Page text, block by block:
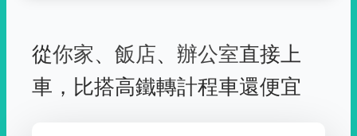
從你家、 飯店、 辦公室直接上
車， 比搭高鐵轉計程車還便宜